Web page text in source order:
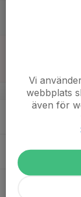
Flickor
Tis
Vi
webbplats
även för